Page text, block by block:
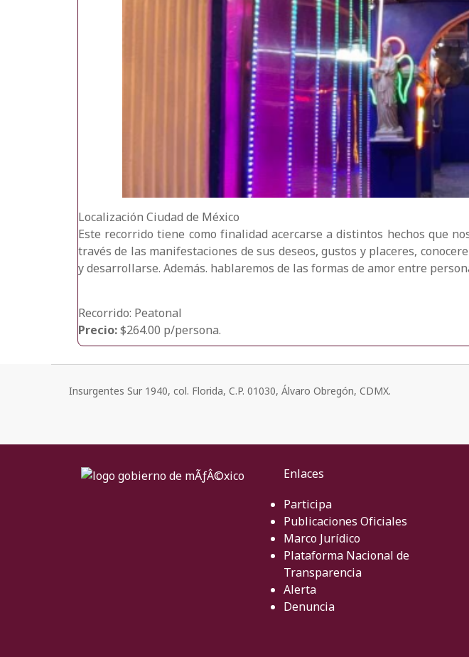
Localización Ciudad de México
Este recorrido tiene como finalidad acercarse a distintos hechos que
través de las manifestaciones de sus deseos, gustos y placeres,
y desarrollarse. Además. hablaremos de las formas de amor entre
Recorrido: Peatonal
Precio:$264.00 p/persona.
Insurgentes Sur 1940, col. Florida, C.P. 01030, Álvaro Obregón, CDMX.
Enlaces
Participa
Publicaciones Oficiales
Marco Jurídico
Plataforma Nacional de
Transparencia
Alerta
Denuncia